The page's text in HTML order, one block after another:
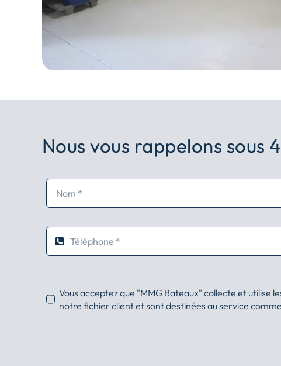
Nous vous rappelons sous
Vous acceptez que "MMG Bateaux" collecte et utilise
notre fichier client et sont destinées au service